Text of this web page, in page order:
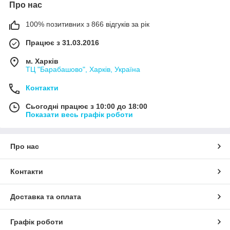
Про нас
100% позитивних з 866 відгуків за рік
Працює з 31.03.2016
м. Харків
ТЦ "Барабашово", Харків, Україна
Контакти
Сьогодні працює з 10:00 до 18:00
Показати весь графік роботи
Про нас
Контакти
Доставка та оплата
Графік роботи